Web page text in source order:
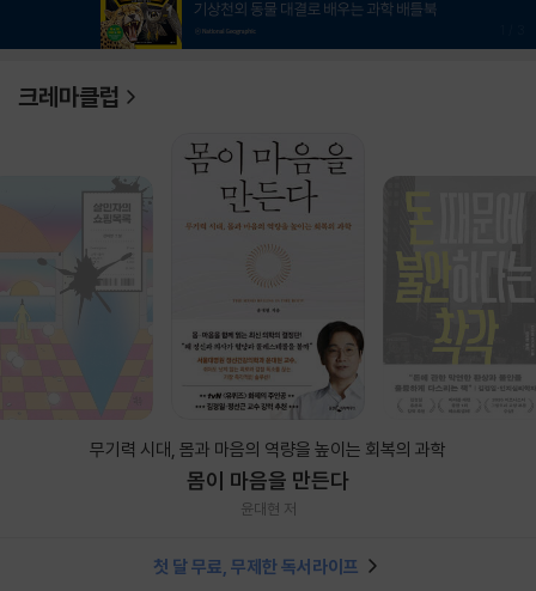
크레마클럽
무기력 시대, 몸과 마음의 역량을 높이는 회복의 과학
몸이 마음을 만든다
윤대현 저
첫 달 무료, 무제한 독서라이프